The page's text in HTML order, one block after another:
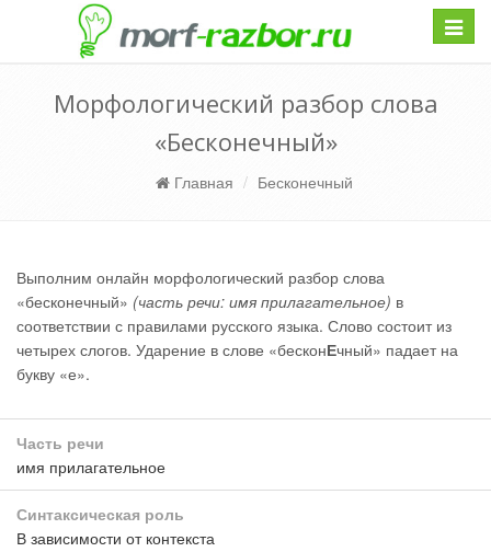
Морфологический разбор слова
«Бесконечный»
Главная Бесконечный
Выполним онлайн морфологический разбор слова
«бесконечный» (часть речи: имя прилагательное) в
соответствии с правилами русского языка. Слово состоит из
четырех слогов. Ударение в слове «бесконЕчный» падает на
букву «е».
Часть речи
имя прилагательное
Синтаксическая роль
В зависимости от контекста